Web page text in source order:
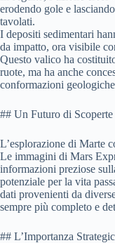
erodendo gole e
tavolati.
I depositi sedimentari
da impatto, ora visibile
Questo valico ha
ruote, ma ha anche
conformazioni
## Un Futuro di
L’esplorazione di Marte
Le immagini di Mars
informazioni preziose
potenziale per la vita
dati provenienti da
sempre più completo e
## L’Importanza